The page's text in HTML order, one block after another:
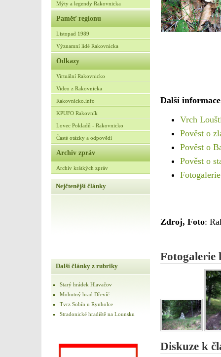
Mýty a legendy Rakovnicka
Paměť regionu
Listopad 1989
Významní lidé Rakovnicka
Odkazy
Virtuální Rakovnicko
Video z Rakovnicka
Rakovnicko.info
KPUFO Rakovník
Lovec Pokladů - Rakovnicko
Časté otázky a odpovědi
Archiv zpráv
Archiv krátkých zpráv
Nejčtenější články
Další články z rubriky
Starý hrádek Hlavačov
Mohutný hrad Dřevíč
Tvrz Sobín u Rynholce
Stradonické hradiště na Lounsku
Další
Vrch
Pověst o
Pověst o
Pověst o
Zdroj, Foto:
Fotogalerie
Diskuze k